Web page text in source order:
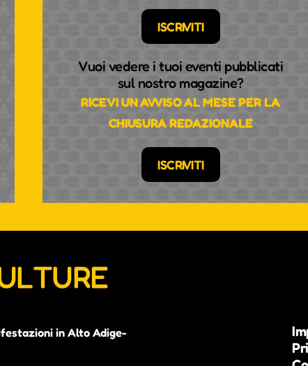
ISCRIVITI
Vuoi vedere i tuoi eventi pubblicati
sul nostro magazine?
RICEVI UN AVVISO AL MESE PER LA
CHIUSURA REDAZIONALE
ISCRIVITI
in Alto Adige-